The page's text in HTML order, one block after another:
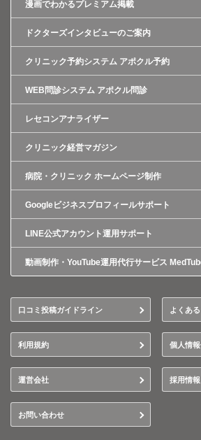
漫画でわかるプレミアム掲載
ドクターズインタビューのご案内
クリニック予約システム アポクル予約
WEB問診システム アポクル問診
レセコンアナライザー
クリニック経営マガジン
病院・クリニック ホームページ制作
Googleビジネスプロフィールサポート
LINE公式アカウント運用サポート
動画制作・YouTube運用代行サービス
口コミ投稿ガイドライン よくあ
利用規約 個人情
運営会社 採用情報
お問い合わせ